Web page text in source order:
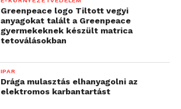
Greenpeace logo Tiltott vegyi
anyagokat talált a Greenpeace
gyermekeknek készült matrica
tetoválásokban
IPAR
Drága mulasztás elhanyagolni az
elektromos karbantartást